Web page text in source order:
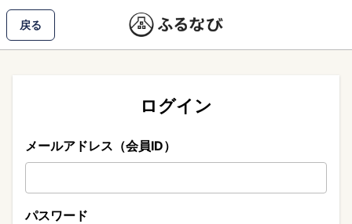
戻る
ログイン
メールアドレス（会員ID）
パスワード